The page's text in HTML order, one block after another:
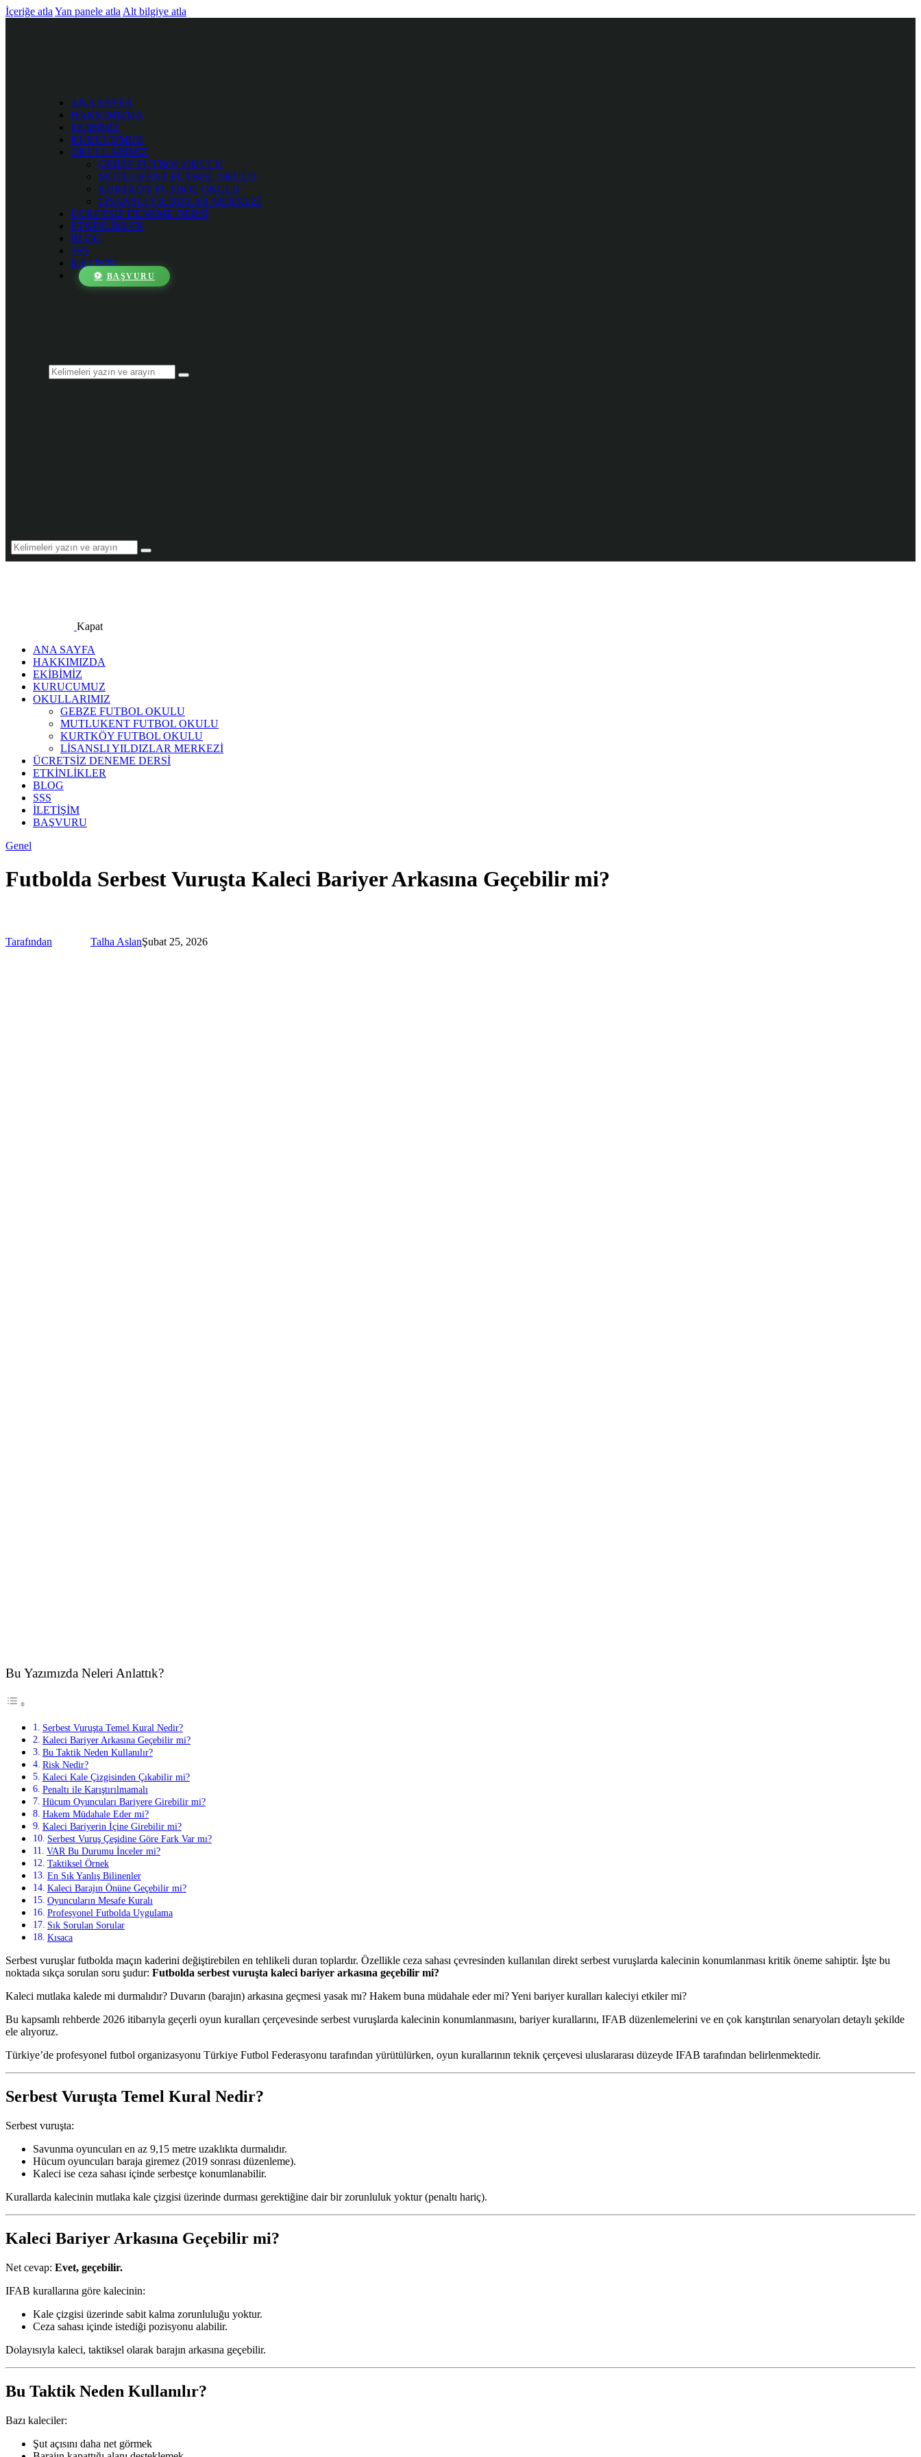
İçeriğe atla Yan panele atla Alt bilgiye atla
ANA SAYFA
HAKKIMIZDA
EKİBİMİZ
KURUCUMUZ
OKULLARIMIZ
GEBZE FUTBOL OKULU
MUTLUKENT FUTBOL OKULU
KURTKÖY FUTBOL OKULU
LİSANSLI YILDIZLAR MERKEZİ
ÜCRETSİZ DENEME DERSİ
ETKİNLİKLER
BLOG
SSS
İLETİŞİM
BAŞVURU
Kapat
ANA SAYFA
HAKKIMIZDA
EKİBİMİZ
KURUCUMUZ
OKULLARIMIZ
GEBZE FUTBOL OKULU
MUTLUKENT FUTBOL OKULU
KURTKÖY FUTBOL OKULU
LİSANSLI YILDIZLAR MERKEZİ
ÜCRETSİZ DENEME DERSİ
ETKİNLİKLER
BLOG
SSS
İLETİŞİM
BAŞVURU
facebook-
instagram
Genel
Futbolda Serbest Vuruşta Kaleci Bariyer Arkasına Geçebilir mi?
Tarafından Talha AslanŞubat 25, 2026
Bu Yazımızda Neleri Anlattık?
Serbest Vuruşta Temel Kural Nedir?
Kaleci Bariyer Arkasına Geçebilir mi?
Bu Taktik Neden Kullanılır?
Risk Nedir?
Kaleci Kale Çizgisinden Çıkabilir mi?
Penaltı ile Karıştırılmamalı
Hücum Oyuncuları Bariyere Girebilir mi?
Hakem Müdahale Eder mi?
Kaleci Bariyerin İçine Girebilir mi?
Serbest Vuruş Çeşidine Göre Fark Var mı?
VAR Bu Durumu İnceler mi?
Taktiksel Örnek
En Sık Yanlış Bilinenler
Kaleci Barajın Önüne Geçebilir mi?
Oyuncuların Mesafe Kuralı
Profesyonel Futbolda Uygulama
Sık Sorulan Sorular
Kısaca
Serbest vuruşlar futbolda maçın kaderini değiştirebilen en tehlikeli duran toplardır. Özellikle ceza sahası çevresinden kullanılan direkt serbest vuruşlarda kalecinin konumlanması kritik öneme sahiptir. İşte bu
noktada sıkça sorulan soru şudur: Futbolda serbest vuruşta kaleci bariyer arkasına geçebilir mi?
Kaleci mutlaka kalede mi durmalıdır? Duvarın (barajın) arkasına geçmesi yasak mı? Hakem buna müdahale eder mi? Yeni bariyer kuralları kaleciyi etkiler mi?
Bu kapsamlı rehberde 2026 itibarıyla geçerli oyun kuralları çerçevesinde serbest vuruşlarda kalecinin konumlanmasını, bariyer kurallarını, IFAB düzenlemelerini ve en çok karıştırılan senaryoları detaylı şekilde
ele alıyoruz.
Türkiye’de profesyonel futbol organizasyonu Türkiye Futbol Federasyonu tarafından yürütülürken, oyun kurallarının teknik çerçevesi uluslararası düzeyde IFAB tarafından belirlenmektedir.
Serbest Vuruşta Temel Kural Nedir?
Serbest vuruşta:
Savunma oyuncuları en az 9,15 metre uzaklıkta durmalıdır.
Hücum oyuncuları baraja giremez (2019 sonrası düzenleme).
Kaleci ise ceza sahası içinde serbestçe konumlanabilir.
Kurallarda kalecinin mutlaka kale çizgisi üzerinde durması gerektiğine dair bir zorunluluk yoktur (penaltı hariç).
Kaleci Bariyer Arkasına Geçebilir mi?
Net cevap: Evet, geçebilir.
IFAB kurallarına göre kalecinin:
Kale çizgisi üzerinde sabit kalma zorunluluğu yoktur.
Ceza sahası içinde istediği pozisyonu alabilir.
Dolayısıyla kaleci, taktiksel olarak barajın arkasına geçebilir.
Bu Taktik Neden Kullanılır?
Bazı kaleciler:
Şut açısını daha net görmek